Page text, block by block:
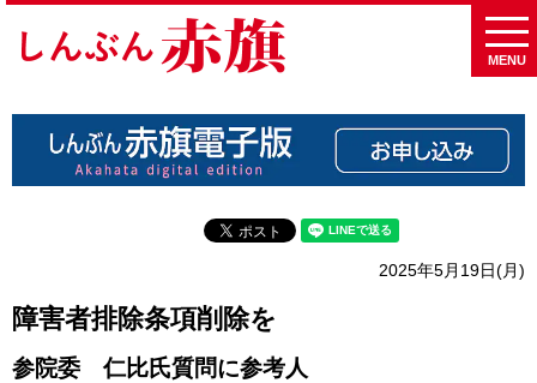
MENU
2025年5月19日(月)
障害者排除条項削除を
参院委 仁比氏質問に参考人